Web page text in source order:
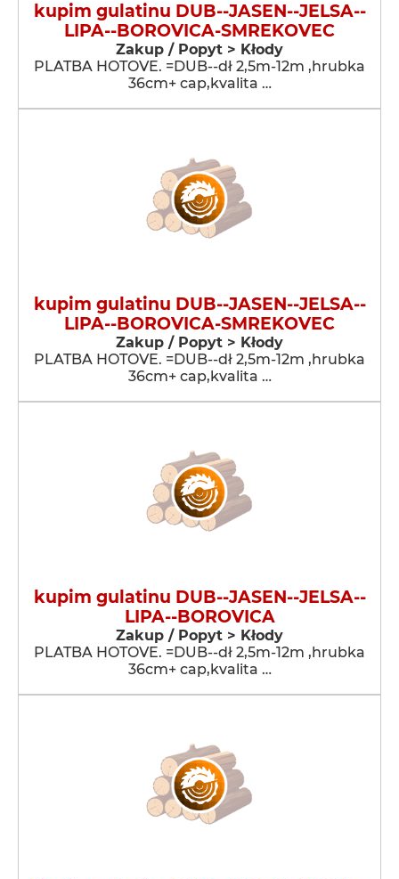
kupim gulatinu DUB--JASEN--JELSA--
LIPA--BOROVICA-SMREKOVEC
Zakup / Popyt > Kłody
PLATBA HOTOVE. =DUB--dł 2,5m-12m ,hrubka
36cm+ cap,kvalita …
kupim gulatinu DUB--JASEN--JELSA--
LIPA--BOROVICA-SMREKOVEC
Zakup / Popyt > Kłody
PLATBA HOTOVE. =DUB--dł 2,5m-12m ,hrubka
36cm+ cap,kvalita …
kupim gulatinu DUB--JASEN--JELSA--
LIPA--BOROVICA
Zakup / Popyt > Kłody
PLATBA HOTOVE. =DUB--dł 2,5m-12m ,hrubka
36cm+ cap,kvalita …